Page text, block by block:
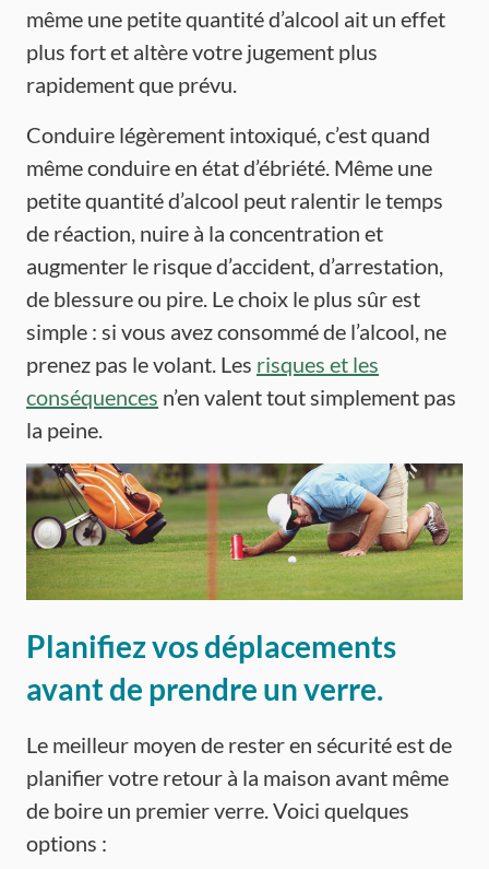
même une petite quantité d’alcool ait un effet
plus fort et altère votre jugement plus
rapidement que prévu.
Conduire légèrement intoxiqué, c’est quand
même conduire en état d’ébriété. Même une
petite quantité d’alcool peut ralentir le temps
de réaction, nuire à la concentration et
augmenter le risque d’accident, d’arrestation,
de blessure ou pire. Le choix le plus sûr est
simple : si vous avez consommé de l’alcool, ne
prenez pas le volant. Les risques et les
conséquences n’en valent tout simplement pas
la peine.
Planifiez vos déplacements
avant de prendre un verre.
Le meilleur moyen de rester en sécurité est de
planifier votre retour à la maison avant même
de boire un premier verre. Voici quelques
options :